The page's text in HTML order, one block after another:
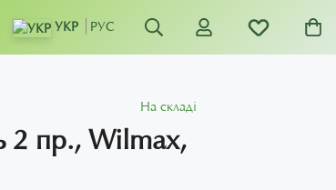
УКР РУС
На складі
2 пр., Wilmax,